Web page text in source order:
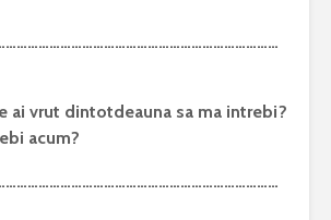
ai vrut dintotdeauna sa ma intrebi?
acum?